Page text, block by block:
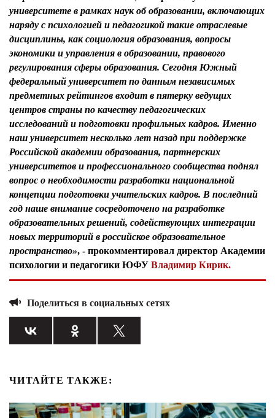
университете в рамках наук об образовании, включающих
наряду с психологией и педагогикой такие отраслевые
дисциплины, как социология образования, вопросы
экономики и управления в образовании, правового
регулирования сферы образования. Сегодня Южный
федеральный университет по данным независимых
предметных рейтингов входит в пятерку ведущих
центров страны по качеству педагогических
исследований и подготовки профильных кадров. Именно
наш университет несколько лет назад при поддержке
Российской академии образования, партнерских
университетов и профессионального сообщества поднял
вопрос о необходимости разработки национальной
концепции подготовки учительских кадров. В последний
год наше внимание сосредоточено на разработке
образовательных решений, содействующих интеграции
новых территорий в российское образовательное
пространство», - прокомментировал директор Академии
психологии и педагогики ЮФУ Владимир Кирик.
Поделиться в социальных сетях
ЧИТАЙТЕ ТАКЖЕ: